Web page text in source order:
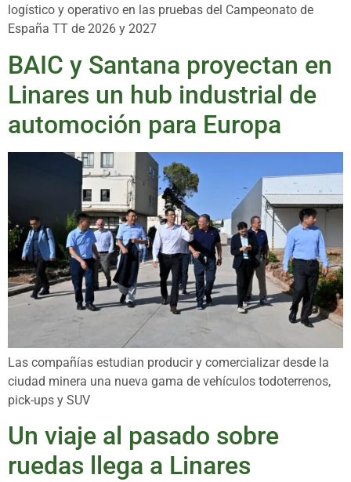
logístico y operativo en las pruebas del Campeonato de
España TT de 2026 y 2027
BAIC y Santana proyectan en
Linares un hub industrial de
automoción para Europa
Las compañías estudian producir y comercializar desde la
ciudad minera una nueva gama de vehículos todoterrenos,
pick-ups y SUV
Un viaje al pasado sobre
ruedas llega a Linares